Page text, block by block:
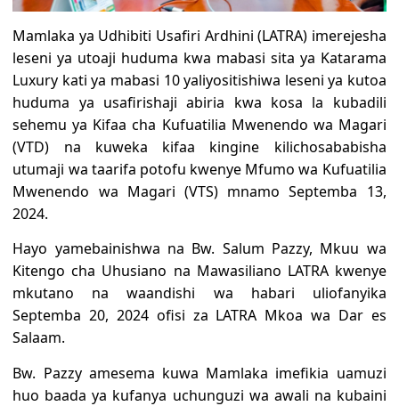
Mamlaka ya Udhibiti Usafiri Ardhini (LATRA) imerejesha
leseni ya utoaji huduma kwa mabasi sita ya Katarama
Luxury kati ya mabasi 10 yaliyositishiwa leseni ya kutoa
huduma ya usafirishaji abiria kwa kosa la kubadili
sehemu ya Kifaa cha Kufuatilia Mwenendo wa Magari
(VTD) na kuweka kifaa kingine kilichosababisha
utumaji wa taarifa potofu kwenye Mfumo wa Kufuatilia
Mwenendo wa Magari (VTS) mnamo Septemba 13,
2024.
Hayo yamebainishwa na Bw. Salum Pazzy, Mkuu wa
Kitengo cha Uhusiano na Mawasiliano LATRA kwenye
mkutano na waandishi wa habari uliofanyika
Septemba 20, 2024 ofisi za LATRA Mkoa wa Dar es
Salaam.
Bw. Pazzy amesema kuwa Mamlaka imefikia uamuzi
huo baada ya kufanya uchunguzi wa awali na kubaini